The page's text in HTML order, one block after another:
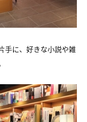
手に、好きな小説や雑